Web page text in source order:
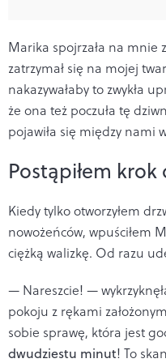
Marika spojrzała na mnie
zatrzymał się na mojej
nakazywałaby to zwykła
że ona też poczuła tę
pojawiła się między nami
Postąpiłem
Kiedy tylko otworzyłem
nowożeńców, wpuściłem
ciężką walizkę. Od razu
— Nareszcie! —
pokoju z rękami
sobie sprawę, która jest
dwudziestu minut! To